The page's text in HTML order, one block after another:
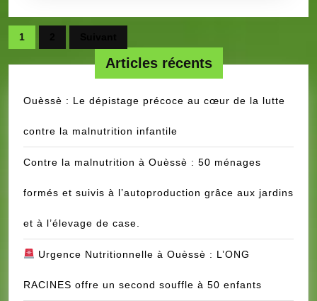
ET
Pagination
des
publications
1
Articles récents
Ouèssè : Le dépistage précoce au cœur de la lutte
contre la malnutrition infantile
Contre la malnutrition à Ouèssè : 50 ménages
formés et suivis à l’autoproduction grâce aux jardins
et à l’élevage de case.
Urgence Nutritionnelle à Ouèssè : L’ONG
RACINES offre un second souffle à 50 enfants